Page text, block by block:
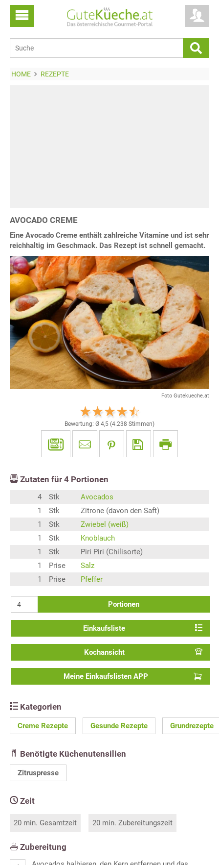
HOME REZEPTE
AVOCADO CREME
Eine Avocado Creme enthält zahlreiche Vitamine und ist sehr
reichhaltig im Geschmack. Das Rezept ist schnell gemacht.
Foto Gutekueche.at
Bewertung: Ø 4,5 (4.238 Stimmen)
Zutaten für 4 Portionen
4 Stk
Avocados
1
Stk
Zitrone (davon den Saft)
1
Stk
Zwiebel (weiß)
1
Stk
Knoblauch
1
Stk
Piri Piri (Chilisorte)
1
Prise
Salz
1
Prise Pfeffer
Portionen
Einkaufsliste
Kochansicht
Meine Einkaufslisten APP
Kategorien
Creme Rezepte Gesunde Rezepte Grundrezepte
Benötigte Küchenutensilien
Zitruspresse
Zeit
20 min. Gesamtzeit 20 min. Zubereitungszeit
Zubereitung